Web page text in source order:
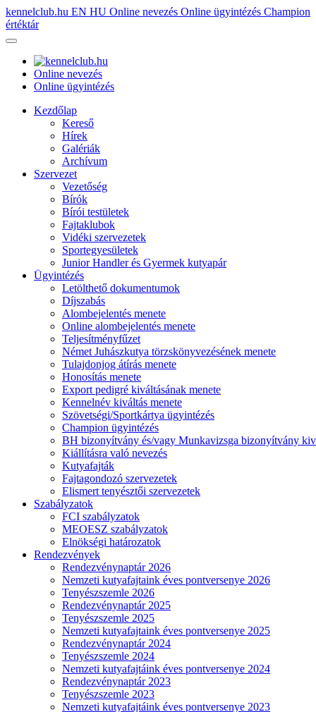
kennelclub.hu EN HU Online nevezés Online ügyintézés Champion
értéktár
Online nevezés
Online ügyintézés
Kezdőlap
Kereső
Hírek
Galériák
Archívum
Szervezet
Vezetőség
Bírók
Bírói testületek
Fajtaklubok
Vidéki szervezetek
Sportegyesületek
Junior Handler és Gyermek kutyapár
Ügyintézés
Letölthető dokumentumok
Díjszabás
Alombejelentés menete
Online alombejelentés menete
Teljesítményfűzet
Német Juhászkutya törzskönyvezésének menete
Tulajdonjog átírás menete
Honosítás menete
Export pedigré kiváltásának menete
Kennelnév kiváltás menete
Szövetségi/Sportkártya ügyintézés
Champion ügyintézés
BH bizonyítvány és/vagy Munkavizsga bizonyítvány
Kiállításra való nevezés
Kutyafajták
Fajtagondozó szervezetek
Elismert tenyésztői szervezetek
Szabályzatok
FCI szabályzatok
MEOESZ szabályzatok
Elnökségi határozatok
Rendezvények
Rendezvénynaptár 2026
Nemzeti kutyafajtaink éves pontversenye 2026
Tenyészszemle 2026
Rendezvénynaptár 2025
Tenyészszemle 2025
Nemzeti kutyafajtaink éves pontversenye 2025
Rendezvénynaptár 2024
Tenyészszemle 2024
Nemzeti kutyafajtáink éves pontversenye 2024
Rendezvénynaptár 2023
Tenyészszemle 2023
Nemzeti kutyafajtáink éves pontversenye 2023